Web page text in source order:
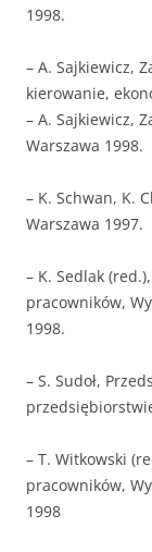
1998.
– A. Sajkiewicz,
kierowanie,
– A. Sajkiewicz,
Warszawa 1998.
– K. Schwan, K.
Warszawa 1997.
– K. Sedlak
pracowników,
1998.
– S. Sudoł,
– T. Witkowski
pracowników,
1998